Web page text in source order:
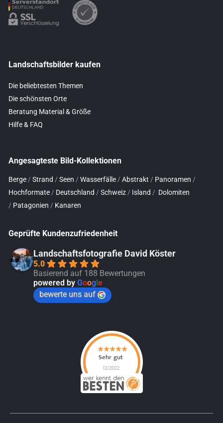
Landschaftsbilder kaufen
Die beliebtesten Themen
Die schönsten Orte
Beratung Material & Größe
Hilfe & FAQ
Angesagteste Bild-Kollektionen
Berge/ Strand / Seen / Wasserfälle/ Abstrakt / Panoramen /
Hochformate/ Deutschland / Schweiz/ Island / Dolomiten
/ Patagonien / Kanaren
Geprüfte Kundenzufriedenheit
Landschaftsfotografie David Köster
5.0
Basierend auf 188 Bewertungen
powered by Goog e
bewerte uns auf